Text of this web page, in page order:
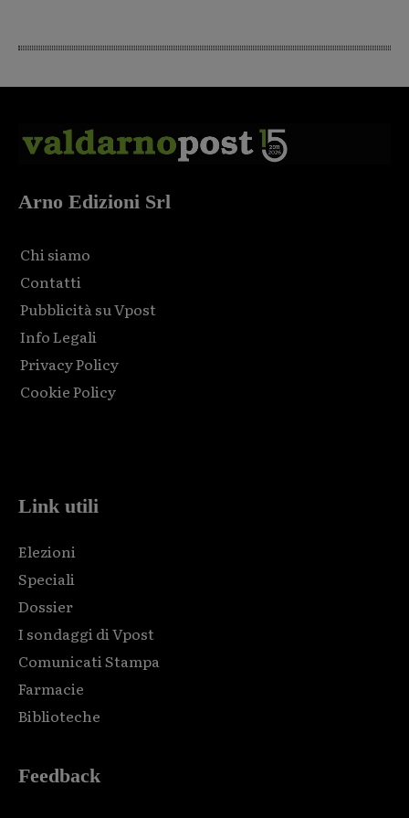
Arno Edizioni Srl
Chi siamo
Contatti
Pubblicità su Vpost
Info Legali
Privacy Policy
Cookie Policy
Link utili
Elezioni
Speciali
Dossier
I sondaggi di Vpost
Comunicati Stampa
Farmacie
Biblioteche
Feedback